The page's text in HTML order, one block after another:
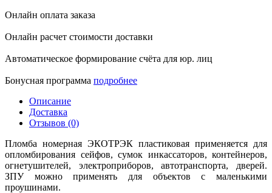
Онлайн оплата заказа
Онлайн расчет стоимости доставки
Автоматическое формирование счёта для юр. лиц
Бонусная программа подробнее
Описание
Доставка
Отзывов (0)
Пломба номерная ЭКОТРЭК пластиковая применяется для
опломбирования сейфов, сумок инкассаторов, контейнеров,
огнетушителей, электроприборов, автотранспорта, дверей.
ЗПУ можно применять для объектов с маленькими
проушинами.